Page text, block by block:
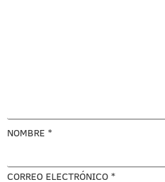
NOMBRE *
CORREO ELECTRÓNICO *